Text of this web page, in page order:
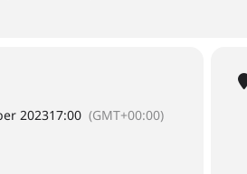
202317:00 (GMT+00:00)